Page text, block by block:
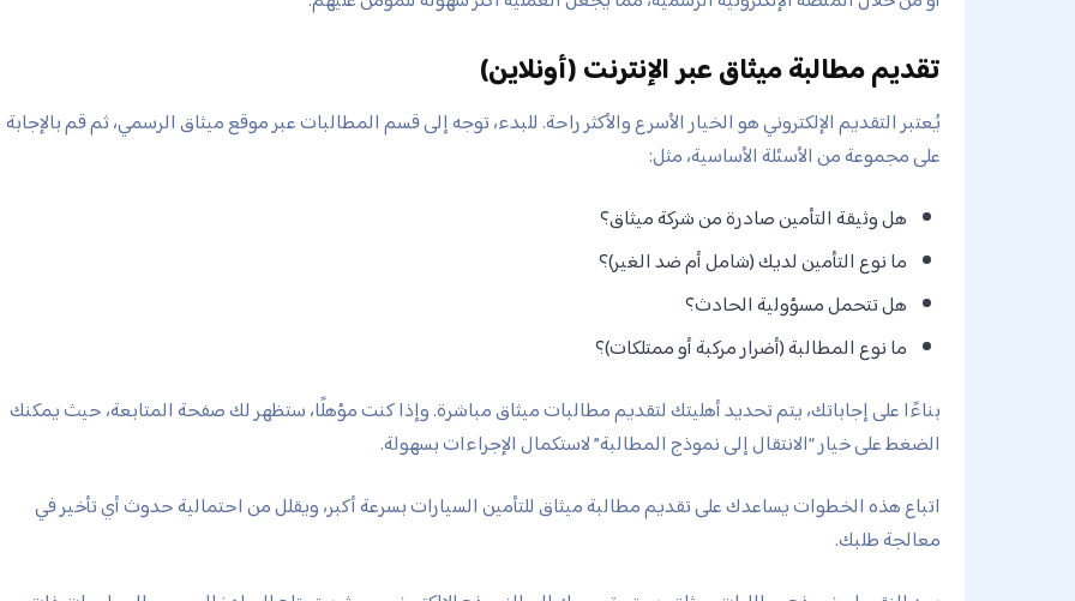
تقديم مطالبة ميثاق عبر الإنترنت (أونلاين)
يُعتبر التقديم الإلكتروني هو الخيار الأسرع والأكثر راحة. للبدء، توجه إلى قسم المطالبات عبر موقع ميثاق الرسمي، ثم قم بالإجابة
على مجموعة من الأسئلة الأساسية، مثل:
هل وثيقة التأمين صادرة من شركة ميثاق؟
ما نوع التأمين لديك (شامل أم ضد الغير)؟
هل تتحمل مسؤولية الحادث؟
ما نوع المطالبة (أضرار مركبة أو ممتلكات)؟
بناءًا على إجاباتك، يتم تحديد أهليتك لتقديم مطالبات ميثاق مباشرة. وإذا كنت مؤهلًا، ستظهر لك صفحة المتابعة، حيث يمكنك
الضغط على خيار “الانتقال إلى نموذج المطالبة” لاستكمال الإجراءات بسهولة.
اتباع هذه الخطوات يساعدك على تقديم مطالبة ميثاق للتأمين السيارات بسرعة أكبر، ويقلل من احتمالية حدوث أي تأخير في
معالجة طلبك.